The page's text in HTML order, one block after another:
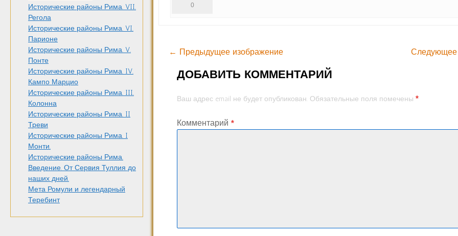
Исторические районы Рима. VII.
Регола
Исторические районы Рима. VI.
Парионе
Исторические районы Рима. V.
Понте
Исторические районы Рима. IV.
Кампо Марцио
Исторические районы Рима. III.
Колонна
Исторические районы Рима. II
Треви
Исторические районы Рима. I
Монти.
Исторические районы Рима.
Введение. От Сервия Туллия до
наших дней.
Мета Ромули и легендарный
Теребинт
0
← Предыдущее изображение Следующее
ДОБАВИТЬ КОММЕНТАРИЙ
Ваш адрес email не будет опубликован. Обязательные поля помечены*
Комментарий*